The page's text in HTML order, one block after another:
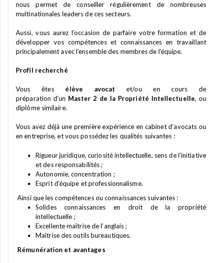
nous permet de conseiller régulièrement de nombreuses
multinationales leaders de ces secteurs.
Aussi, vous aurez l’occasion de parfaire votre formation et de
développer vos compétences et connaissances en travaillant
principalement avec l’ensemble des membres de l'équipe.
Profil recherché
Vous êtes élève avocatet/ou en cours de
préparation d’un Master 2 de la Propriété Intellectuelle, ou
diplôme similaire.
Vous avez déjà une première expérience en cabinet d’avocats ou
en entreprise, et vous possédez les qualités suivantes :
Rigueur juridique, curiosité intellectuelle, sens de l’initiative
et des responsabilités ;
Autonomie, concentration ;
Esprit d’équipe et professionnalisme.
Ainsi que les compétences ou connaissances suivantes :
Solides connaissances en droit de la propriété
intellectuelle ;
Excellente maîtrise de l’anglais ;
Maîtrise des outils bureautiques.
Rémunération et avantages